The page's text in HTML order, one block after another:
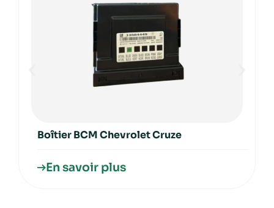
Boîtier BCM Chevrolet Cruze
En savoir plus